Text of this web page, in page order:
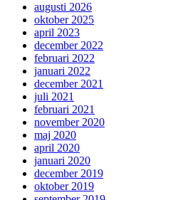
augusti 2026
oktober 2025
april 2023
december 2022
februari 2022
januari 2022
december 2021
juli 2021
februari 2021
november 2020
maj 2020
april 2020
januari 2020
december 2019
oktober 2019